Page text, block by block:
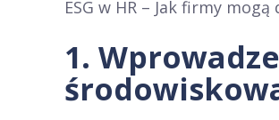
ESG w HR – Jak firmy
1.